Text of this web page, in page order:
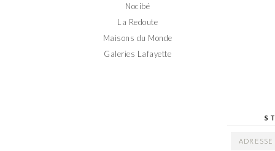
Nocibé
La Redoute
Maisons du Monde
Galeries Lafayette
ADRESSE